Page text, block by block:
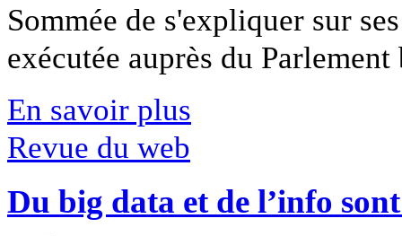
Sommée de s'expliquer sur
exécutée auprès du
En savoir plus
Revue du web
Du big data et de l’info